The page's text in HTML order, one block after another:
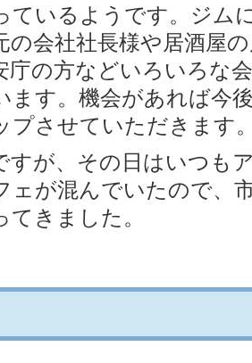
ているようです。ジム
の会社社長様や居酒屋
庁の方などいろいろな
ます。機会があれば今
プさせていただきます
すが、その日はいつも
ェが混んでいたので、
てきました。